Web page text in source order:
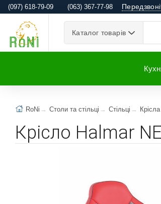
(097) 618-79-09 (063) 367-77-98
Каталог товарів
RoNi Столи та стільці Стільці
Крісло Halmar